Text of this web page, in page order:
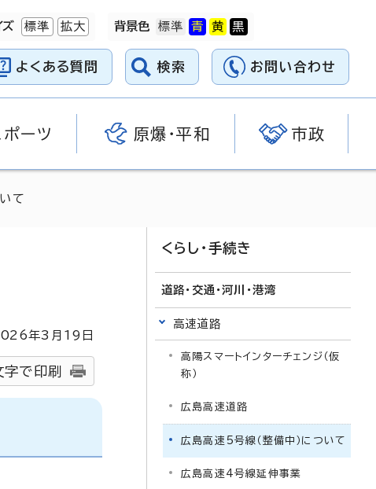
ズ 標準 拡大 背景色
よくある質問 検索 お問い合わせ
ポーツ 原爆・平和 市政
て
年3月 19 日
で印刷
くらし・手続き
道路・交通・河川・港湾
高速道路
高陽スマートインターチェンジ（仮
称）
広島高速道路
広島高速5号線（整備中）について
広島高速4号線延伸事業